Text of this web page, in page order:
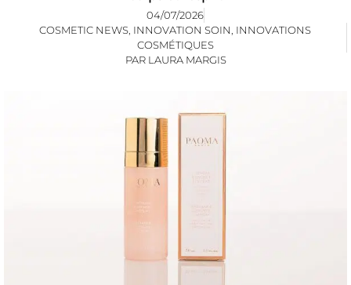
04/07/2026
COSMETIC NEWS, INNOVATION SOIN, INNOVATIONS
COSMÉTIQUES
PAR LAURA MARGIS